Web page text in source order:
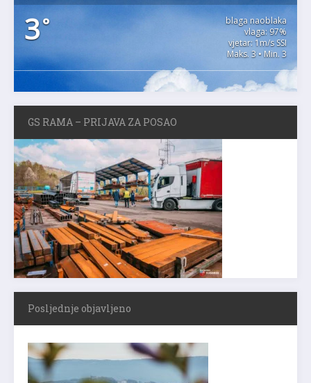
3°
blaga naoblaka
vlaga: 97%
vjetar: 1m/s SSI
Maks. 3 • Min. 3
GS RAMA – PRIJAVA ZA POSAO
Posljednje objavljeno